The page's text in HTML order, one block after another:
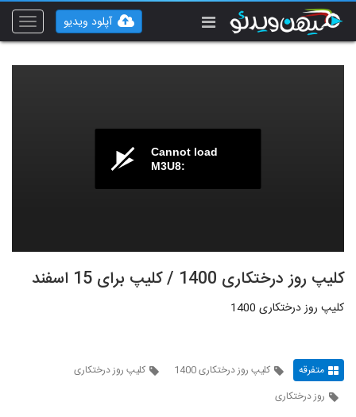
Toggle
آپلود ویدیو
Cannot load
M3U8:
کلیپ روز درختکاری 1400 / کلیپ برای 15 اسفند
کلیپ روز درختکاری 1400
متفرقه کلیپ روز درختکاری 1400
کلیپ روز درختکاری
روز درختکاری